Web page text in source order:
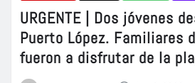
URGENTE | Dos jóvenes
Puerto López. Familiares
fueron a disfrutar de la